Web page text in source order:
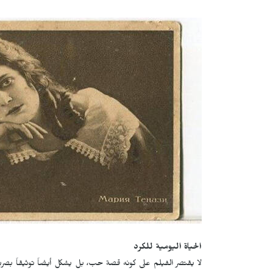
الحياة اليومية للكرد
لا يقتصر الفيلم على كونه قصة حب، بل يشكل أيضاً توثيقاً